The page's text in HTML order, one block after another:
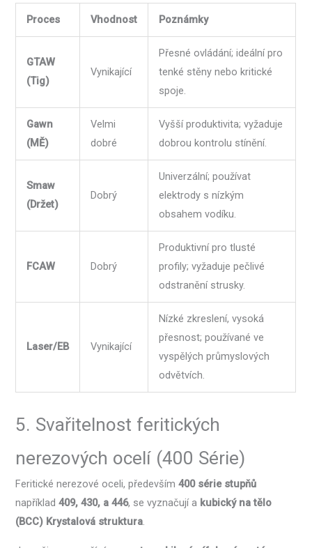
Proces Vhodnost Poznámky
GTAW
(Tig)
Vynikající
Přesné ovládání; ideální pro
tenké stěny nebo kritické
spoje.
Gawn
(MĚ)
Velmi
dobré
Vyšší produktivita; vyžaduje
dobrou kontrolu stínění.
Smaw
(Držet)
Dobrý
Univerzální; používat
elektrody s nízkým
obsahem vodíku.
FCAW Dobrý
Produktivní pro tlusté
profily; vyžaduje pečlivé
odstranění strusky.
Laser/EB Vynikající
Nízké zkreslení, vysoká
přesnost; používané ve
vyspělých průmyslových
odvětvích.
5. Svařitelnost feritických
nerezových ocelí (400 Série)
Feritické nerezové oceli, především400 série stupňů
například409, 430, a 446, se vyznačují a kubický na tělo
(BCC) Krystalová struktura.